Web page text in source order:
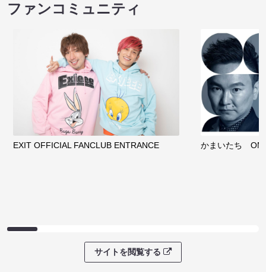
ファンコミュニティ
EXIT OFFICIAL FANCLUB ENTRANCE かまいたち
サイトを閲覧する